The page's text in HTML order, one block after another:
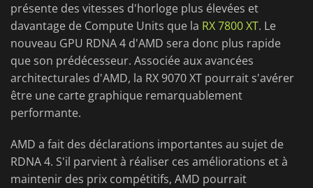
présente des vitesses d'horloge plus élevées et
davantage de Compute Units que la RX 7800 XT. Le
nouveau GPU RDNA 4 d'AMD sera donc plus rapide
que son prédécesseur. Associée aux avancées
architecturales d'AMD, la RX 9070 XT pourrait s'avérer
être une carte graphique remarquablement
performante.
AMD a fait des déclarations importantes au sujet de
RDNA 4. S'il parvient à réaliser ces améliorations et à
maintenir des prix compétitifs, AMD pourrait